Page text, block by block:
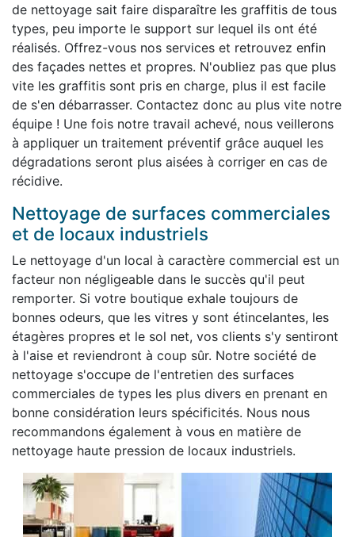
de nettoyage sait faire disparaître les graffitis de tous
types, peu importe le support sur lequel ils ont été
réalisés. Offrez-vous nos services et retrouvez enfin
des façades nettes et propres. N'oubliez pas que plus
vite les graffitis sont pris en charge, plus il est facile
de s'en débarrasser. Contactez donc au plus vite notre
équipe ! Une fois notre travail achevé, nous veillerons
à appliquer un traitement préventif grâce auquel les
dégradations seront plus aisées à corriger en cas de
récidive.
Nettoyage de surfaces commerciales
et de locaux industriels
Le nettoyage d'un local à caractère commercial est un
facteur non négligeable dans le succès qu'il peut
remporter. Si votre boutique exhale toujours de
bonnes odeurs, que les vitres y sont étincelantes, les
étagères propres et le sol net, vos clients s'y sentiront
à l'aise et reviendront à coup sûr. Notre société de
nettoyage s'occupe de l'entretien des surfaces
commerciales de types les plus divers en prenant en
bonne considération leurs spécificités. Nous nous
recommandons également à vous en matière de
nettoyage haute pression de locaux industriels.